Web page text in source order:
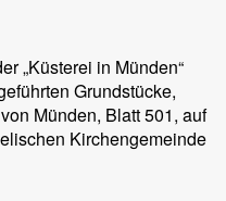
„Küsterei in Münden“
Grundstücke,
Münden, Blatt 501, auf
Kirchengemeinde